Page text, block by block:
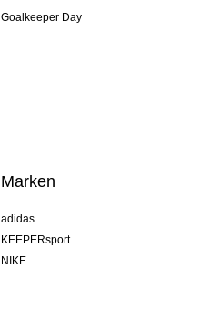
Goalkeeper Day
Marken
adidas
KEEPERsport
NIKE